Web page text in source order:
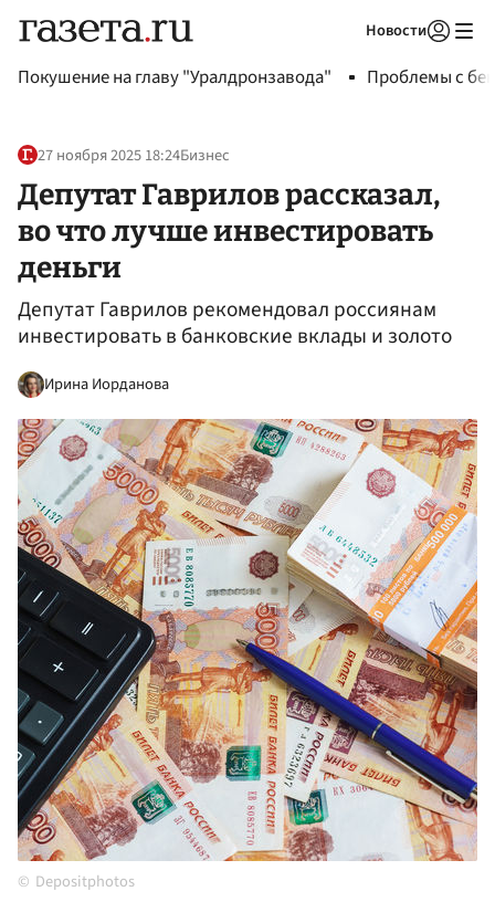
Новости
Покушение на главу "Уралдронзавода" Проблемы с
27 ноября 2025 18:24Бизнес
Депутат Гаврилов рассказал,
во что лучше инвестировать
деньги
Депутат Гаврилов рекомендовал россиянам
инвестировать в банковские вклады и золото
Ирина Иорданова
Depositphotos